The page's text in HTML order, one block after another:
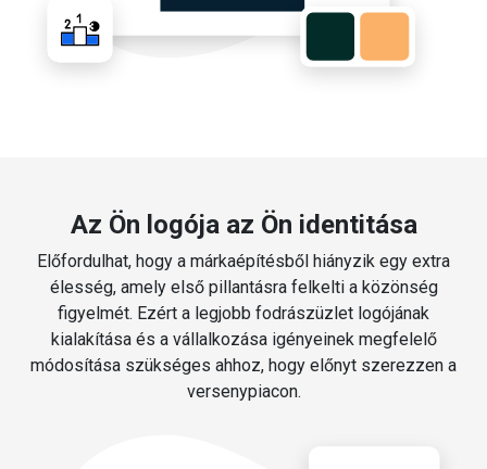
Az Ön logója az Ön identitása
Előfordulhat, hogy a márkaépítésből hiányzik egy extra
élesség, amely első pillantásra felkelti a közönség
figyelmét. Ezért a legjobb fodrászüzlet logójának
kialakítása és a vállalkozása igényeinek megfelelő
módosítása szükséges ahhoz, hogy előnyt szerezzen a
versenypiacon.